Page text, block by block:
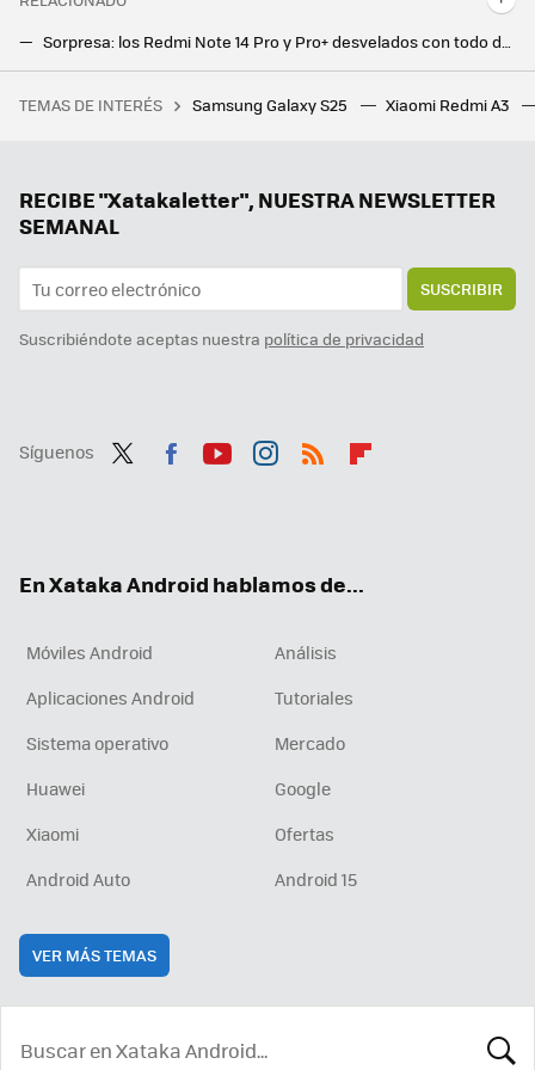
Sorpresa: los Redmi Note 14 Pro y Pro+ desvelados con todo detalle por la mismísima Xiaomi
Xiaomi Mix Flip, una apuesta al todo o nada para un móvil plegable que derrocha potencia y carácter
He instalado esta app en mi tele Xiaomi y estoy flipando con la cantidad de películas y canales que puedo ver sin tener que pagar ni un céntimo
TEMAS DE INTERÉS Samsung Galaxy S25 Xiaomi Redmi A3
RECIBE "Xatakaletter", NUESTRA NEWSLETTER
SEMANAL
SUSCRIBIR
Suscribiéndote aceptas nuestra política de privacidad
Síguenos
En Xataka Android hablamos de...
Móviles Android
Análisis
Aplicaciones Android
Tutoriales
Sistema operativo
Mercado
Huawei
Google
Xiaomi
Ofertas
Android Auto
Android 15
VER MÁS TEMAS